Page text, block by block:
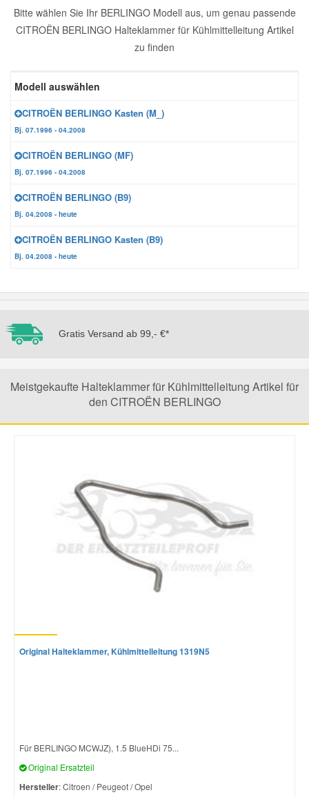
Bitte wählen Sie Ihr BERLINGO Modell aus, um genau passende
CITROËN BERLINGO Halteklammer für Kühlmittelleitung Artikel
zu finden
Modell auswählen
CITROËN BERLINGO Kasten (M_)
Bj. 07.1996 - 04.2008
CITROËN BERLINGO (MF)
Bj. 07.1996 - 04.2008
CITROËN BERLINGO (B9)
Bj. 04.2008 - heute
CITROËN BERLINGO Kasten (B9)
Bj. 04.2008 - heute
Gratis Versand ab 99,- €*
Meistgekaufte Halteklammer für Kühlmittelleitung Artikel für
den CITROËN BERLINGO
Original Halteklammer, Kühlmittelleitung 1319N5
Für BERLINGO MCWJZ), 1.5 BlueHDi 75...
Original Ersatzteil
Hersteller: Citroen / Peugeot / Opel
Scheibenreinigung
Reparatur-Zubehör
Schlüsselgehäuse
Daewoo Ersatzteile
Jeep Ersatzteile
Kia Ersatzteile
Lancia Ersatzteile
Mazda Ersatzteile
Nissan Ersatzteile
Porsche Ersatzteile
Smart Ersatzteile
Vauxhall Ersatzteile